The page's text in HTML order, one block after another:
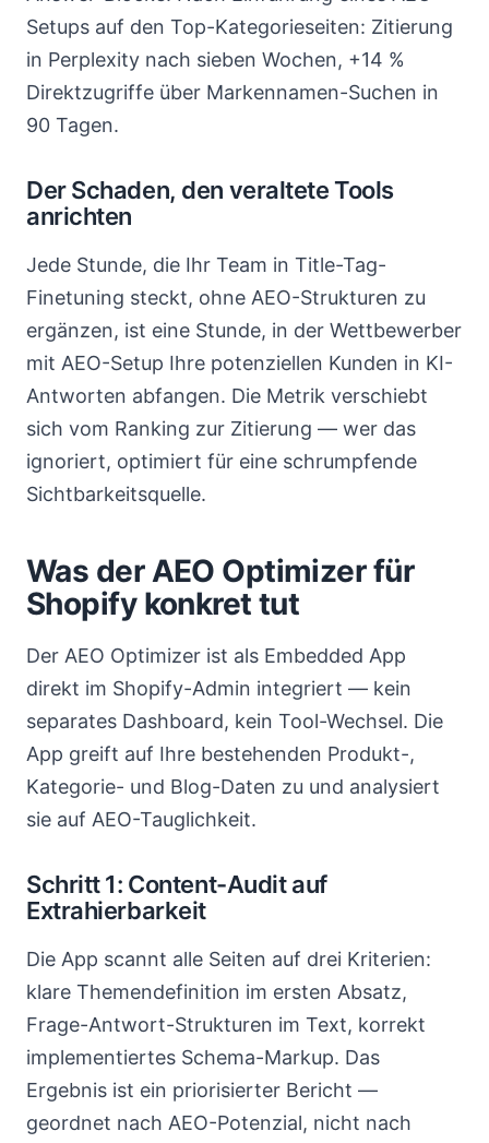
Setups auf den Top-Kategorieseiten: Zitierung
in Perplexity nach sieben Wochen, +14 %
Direktzugriffe über Markennamen-Suchen in
90 Tagen.
Der Schaden, den veraltete Tools
anrichten
Jede Stunde, die Ihr Team in Title-Tag-
Finetuning steckt, ohne AEO-Strukturen zu
ergänzen, ist eine Stunde, in der Wettbewerber
mit AEO-Setup Ihre potenziellen Kunden in KI-
Antworten abfangen. Die Metrik verschiebt
sich vom Ranking zur Zitierung — wer das
ignoriert, optimiert für eine schrumpfende
Sichtbarkeitsquelle.
Was der AEO Optimizer für
Shopify konkret tut
Der AEO Optimizer ist als Embedded App
direkt im Shopify-Admin integriert — kein
separates Dashboard, kein Tool-Wechsel. Die
App greift auf Ihre bestehenden Produkt-,
Kategorie- und Blog-Daten zu und analysiert
sie auf AEO-Tauglichkeit.
Schritt 1: Content-Audit auf
Extrahierbarkeit
Die App scannt alle Seiten auf drei Kriterien:
klare Themendefinition im ersten Absatz,
Frage-Antwort-Strukturen im Text, korrekt
implementiertes Schema-Markup. Das
Ergebnis ist ein priorisierter Bericht —
geordnet nach AEO-Potenzial, nicht nach